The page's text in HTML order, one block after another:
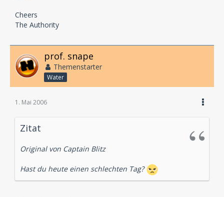
Cheers
The Authority
prof. snape
Themenstarter
Water
1. Mai 2006
Zitat
Original von Captain Blitz
Hast du heute einen schlechten Tag?